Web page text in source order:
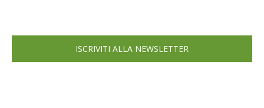
ISCRIVITI ALLA NEWSLETTER